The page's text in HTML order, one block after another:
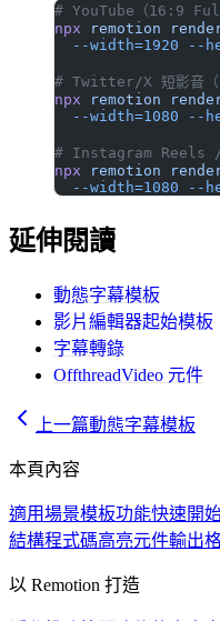
# YouTube（16:9 Full
npx remotion
  --width=1920
--
# Twitter/X 短影音（
npx remotion
  --width=1080
--
# Instagram Reels /
npx remotion
  --width=1080
--
延伸閱讀
動態字幕模板
影片編輯器起始模板
字幕轉錄
OffthreadVideo 元件
上一篇動態字幕模板
本頁內容
適用場景模板功能快速開
結構程式碼高亮元件輸出
以 Remotion 打造